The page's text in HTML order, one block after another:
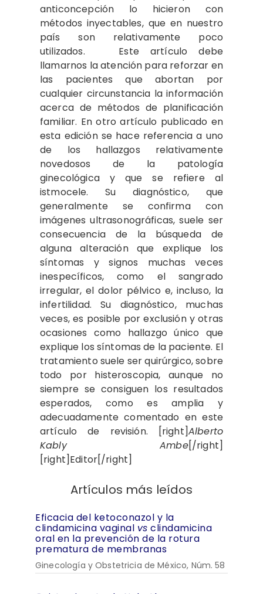
anticoncepción lo hicieron con
métodos inyectables, que en nuestro
país son relativamente poco
utilizados. Este artículo debe
llamarnos la atención para reforzar en
las pacientes que abortan por
cualquier circunstancia la información
acerca de métodos de planificación
familiar. En otro artículo publicado en
esta edición se hace referencia a uno
de los hallazgos relativamente
novedosos de la patología
ginecológica y que se refiere al
istmocele. Su diagnóstico, que
generalmente se confirma con
imágenes ultrasonográficas, suele ser
consecuencia de la búsqueda de
alguna alteración que explique los
síntomas y signos muchas veces
inespecíficos, como el sangrado
irregular, el dolor pélvico e, incluso, la
infertilidad. Su diagnóstico, muchas
veces, es posible por exclusión y otras
ocasiones como hallazgo único que
explique los síntomas de la paciente. El
tratamiento suele ser quirúrgico, sobre
todo por histeroscopia, aunque no
siempre se consiguen los resultados
esperados, como es amplia y
adecuadamente comentado en este
artículo de revisión. [right]Alberto
Kably Ambe[/right]
[right]Editor[/right]
Artículos más leídos
Eficacia del ketoconazol y la
clindamicina vaginal vs clindamicina
oral en la prevención de la rotura
prematura de membranas
Ginecología y Obstetricia de México, Núm. 58